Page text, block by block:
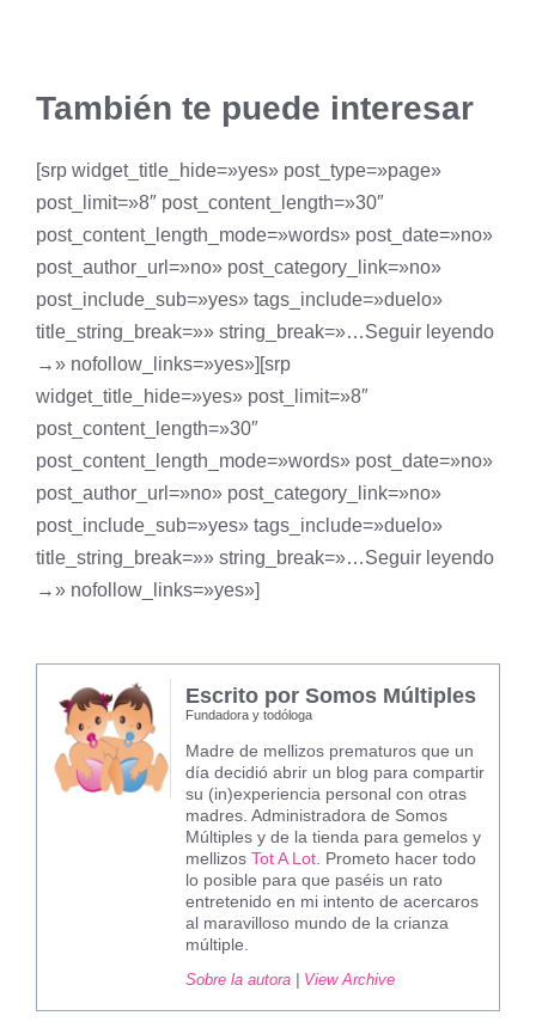
También te puede interesar
[srp widget_title_hide=»yes» post_type=»page»
post_limit=»8″ post_content_length=»30″
post_content_length_mode=»words» post_date=»no»
post_author_url=»no» post_category_link=»no»
post_include_sub=»yes» tags_include=»duelo»
title_string_break=»» string_break=»…Seguir leyendo
→» nofollow_links=»yes»][srp
widget_title_hide=»yes» post_limit=»8″
post_content_length=»30″
post_content_length_mode=»words» post_date=»no»
post_author_url=»no» post_category_link=»no»
post_include_sub=»yes» tags_include=»duelo»
title_string_break=»» string_break=»…Seguir leyendo
→» nofollow_links=»yes»]
Escrito por Somos Múltiples
Fundadora y todóloga
Madre de mellizos prematuros que un
día decidió abrir un blog para compartir
su (in)experiencia personal con otras
madres. Administradora de Somos
Múltiples y de la tienda para gemelos y
mellizos Tot A Lot. Prometo hacer todo
lo posible para que paséis un rato
entretenido en mi intento de acercaros
al maravilloso mundo de la crianza
múltiple.
Sobre la autora | View Archive